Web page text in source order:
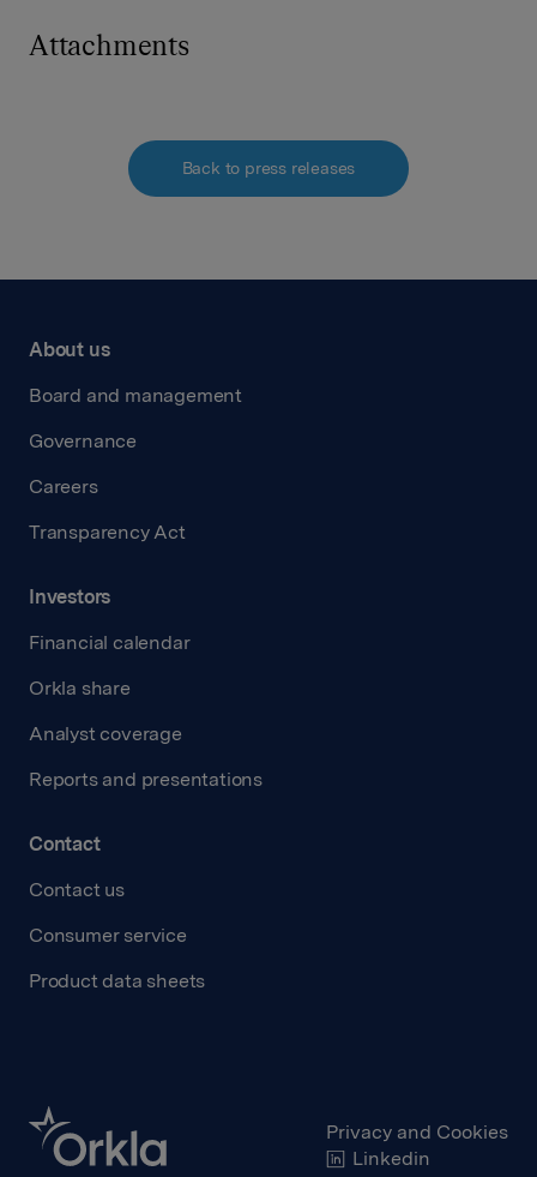
Attachments
Back to press releases
About us
Board and management
Governance
Careers
Transparency Act
Investors
Financial calendar
Orkla share
Analyst coverage
Reports and presentations
Contact
Contact us
Consumer service
Product data sheets
Privacy and Cookies
Linkedin